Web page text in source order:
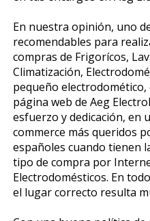
En nuestra opinión, uno
recomendables para
compras de Frigoríficos,
Climatización,
pequeño electrodomético,
página web de Aeg
esfuerzo y dedicación, en
commerce más queridos
españoles cuando tienen
tipo de compra por
Electrodomésticos. En
el lugar correcto resulta